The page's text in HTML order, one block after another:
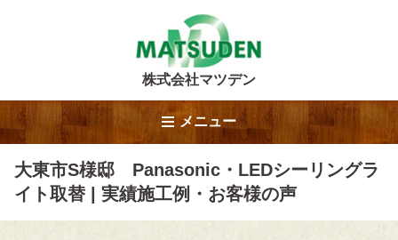
株式会社マツデン
メニュー
大東市S様邸 Panasonic・LEDシーリングラ
イト取替 | 実績施工例・お客様の声